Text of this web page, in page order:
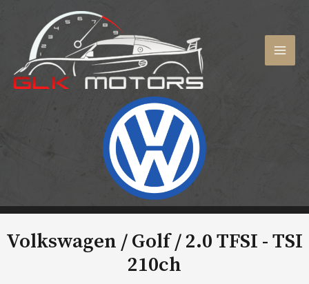
contenu
Volkswagen / Golf /2.0 TFSI - TSI
210ch